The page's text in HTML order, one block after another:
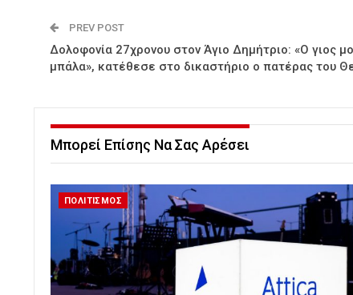
PREV POST
Δολοφονία 27χρονου στον Άγιο Δημήτριο: «Ο γιος
μπάλα», κατέθεσε στο δικαστήριο ο πατέρας του
Μπορεί Επίσης Να Σας Αρέσει
ΠΟΛΙΤΙΣΜΟΣ